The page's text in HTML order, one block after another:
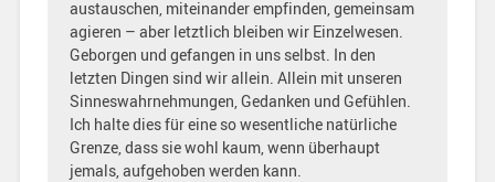
austauschen, miteinander empfinden, gemeinsam
agieren – aber letztlich bleiben wir Einzelwesen.
Geborgen und gefangen in uns selbst. In den
letzten Dingen sind wir allein. Allein mit unseren
Sinneswahrnehmungen, Gedanken und Gefühlen.
Ich halte dies für eine so wesentliche natürliche
Grenze, dass sie wohl kaum, wenn überhaupt
jemals, aufgehoben werden kann.